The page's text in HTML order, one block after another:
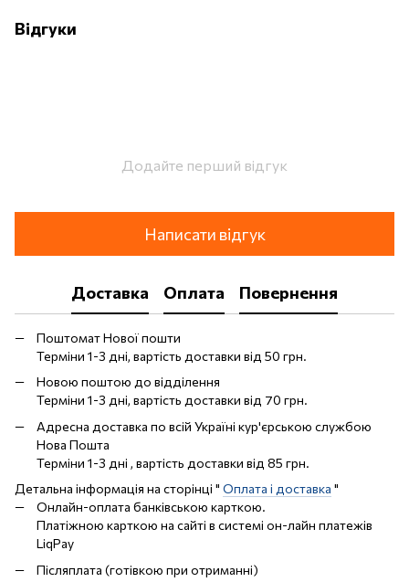
Відгуки
Додайте перший відгук
Написати відгук
Доставка Оплата Повернення
Поштомат Нової пошти
Терміни 1-3 дні, вартість доставки від 50 грн.
Новою поштою до відділення
Терміни 1-3 дні, вартість доставки від 70 грн.
Адресна доставка по всій Україні кур'єрською службою
Нова Пошта
Терміни 1-3 дні , вартість доставки від 85 грн.
Детальна інформація на сторінці " Оплата і доставка "
Онлайн-оплата банківською карткою.
Платіжною карткою на сайті в системі он-лайн платежів
LiqPay
Післяплата (готівкою при отриманні)